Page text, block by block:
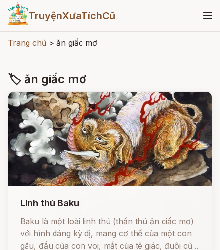
TruyệnXưaTíchCũ
Trang chủ > ăn giấc mơ
🏷 ăn giấc mơ
Linh thú Baku
Baku là một loài linh thú (thần thú ăn giấc mơ)
với hình dáng kỳ dị, mang cơ thể của một con
gấu, đầu của con voi, mắt của tê giác, đuôi của